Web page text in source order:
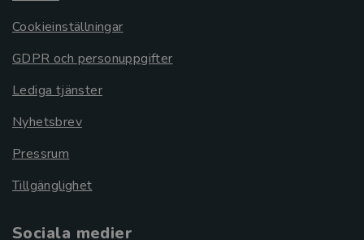
Cookieinställningar
GDPR och personuppgifter
Lediga tjänster
Nyhetsbrev
Pressrum
Tillgänglighet
Sociala medier